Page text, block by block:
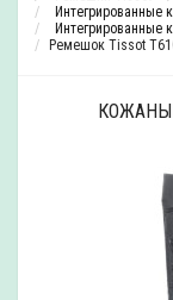
Ремешок Tissot